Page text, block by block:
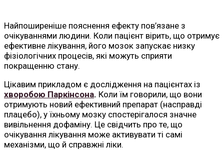
Найпоширеніше пояснення ефекту пов’язане з
очікуваннями людини. Коли пацієнт вірить, що отримує
ефективне лікування, його мозок запускає низку
фізіологічних процесів, які можуть сприяти
покращенню стану.
Цікавим прикладом є дослідження на пацієнтах із
хворобою Паркінсона. Коли їм говорили, що вони
отримують новий ефективний препарат (насправді
плацебо), у їхньому мозку спостерігалося значне
вивільнення дофаміну. Це свідчить про те, що
очікування лікування може активувати ті самі
механізми, що й справжні ліки.